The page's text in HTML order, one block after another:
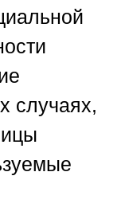
случаях,